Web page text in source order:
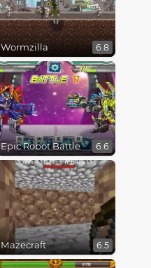
Wormzilla 6.8
Epic Robot Battle 6.6
Mazecraft 6.5